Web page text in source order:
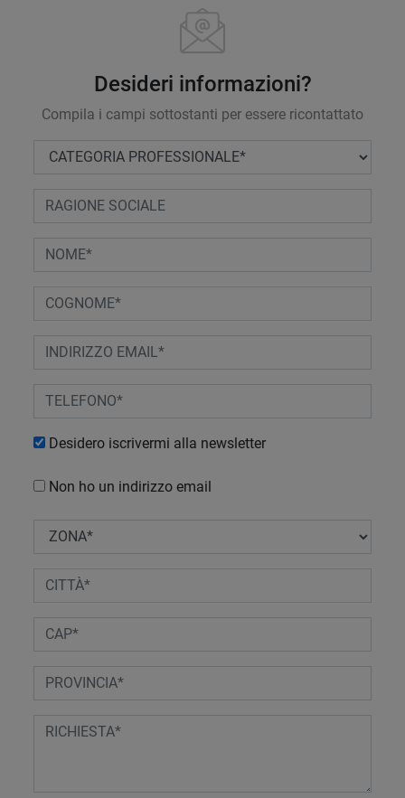
Desideri informazioni?
Compila i campi sottostanti per essere ricontattato
Desidero iscrivermi alla newsletter
Non ho un indirizzo email